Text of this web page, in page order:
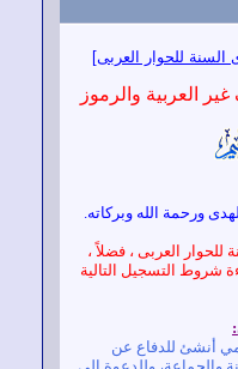
العربى]
والرموز
الله وبركاته.
، فضلاً ،
التالية
عن